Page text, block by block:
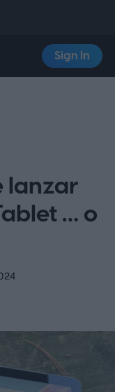
Sign In
lanzar
… o